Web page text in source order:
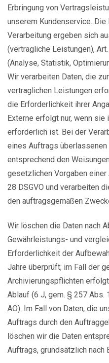
Erbringung von
unserem Kundenservice.
Verarbeitung ergeben sich
(vertragliche Leistungen),
(Analyse, Statistik,
Wir verarbeiten Daten, die
vertraglichen Leistungen
die Erforderlichkeit ihrer
Externe erfolgt nur, wenn sie
erforderlich ist. Bei der
eines Auftrags überlassenen
entsprechend den
gesetzlichen Vorgaben
28 DSGVO und verarbeiten
den auftragsgemäßen
Wir löschen die Daten nach
Gewährleistungs- und
Erforderlichkeit der
Jahre überprüft; im Fall der
Archivierungspflichten
Ablauf (6 J, gem. § 257 Abs.
AO). Im Fall von Daten, die
Auftrags durch den
löschen wir die Daten
Auftrags, grundsätzlich nach